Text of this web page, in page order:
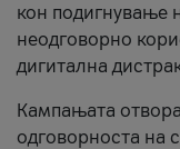
кон подигнување
неодговорно
дигитална
Кампањата
одговорноста на